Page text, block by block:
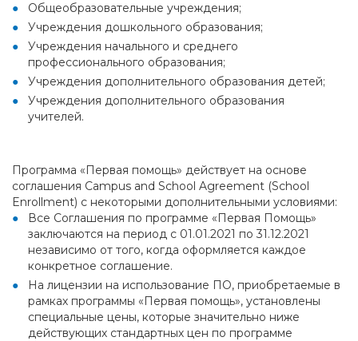
Общеобразовательные учреждения;
Учреждения дошкольного образования;
Учреждения начального и среднего
профессионального образования;
Учреждения дополнительного образования детей;
Учреждения дополнительного образования
учителей.
Программа «Первая помощь» действует на основе
соглашения Campus and School Agreement (School
Enrollment) с некоторыми дополнительными условиями:
Все Соглашения по программе «Первая Помощь»
заключаются на период с 01.01.2021 по 31.12.2021
независимо от того, когда оформляется каждое
конкретное соглашение.
На лицензии на использование ПО, приобретаемые в
рамках программы «Первая помощь», установлены
специальные цены, которые значительно ниже
действующих стандартных цен по программе